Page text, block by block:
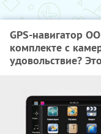
GPS-навигатор
комплекте с
удовольствие?